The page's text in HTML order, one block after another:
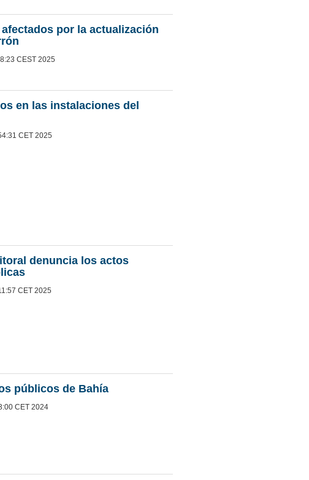
por la actualización
CEST 2025
en las instalaciones del
CET 2025
denuncia los actos
CET 2025
públicos de Bahía
CET 2024